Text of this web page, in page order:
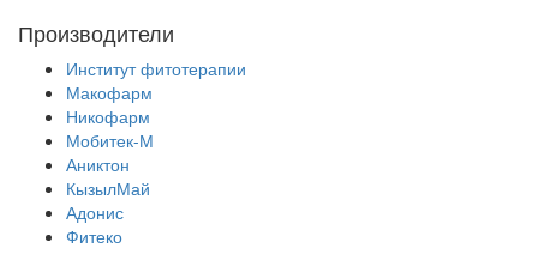
Производители
Институт фитотерапии
Макофарм
Никофарм
Мобитек-М
Аниктон
КызылМай
Адонис
Фитеко